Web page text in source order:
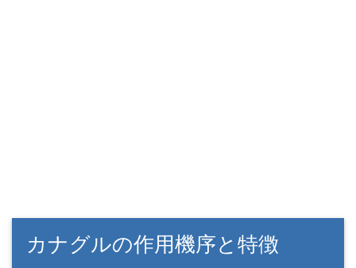
カナグルの作用機序と特徴